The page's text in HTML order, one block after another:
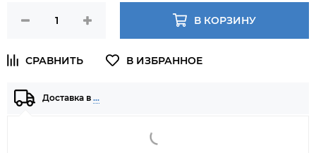
В КОРЗИНУ
Доставка в …